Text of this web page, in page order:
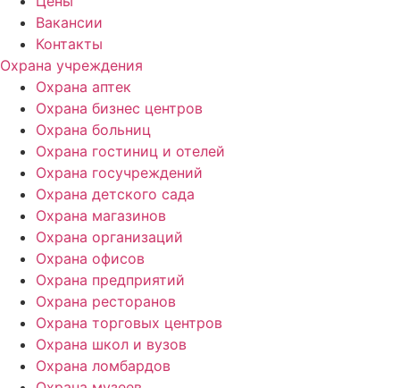
Вакансии
Контакты
Охрана учреждения
Охрана аптек
Охрана бизнес центров
Охрана больниц
Охрана гостиниц и отелей
Охрана госучреждений
Охрана детского сада
Охрана магазинов
Охрана организаций
Охрана офисов
Охрана предприятий
Охрана ресторанов
Охрана торговых центров
Охрана школ и вузов
Охрана ломбардов